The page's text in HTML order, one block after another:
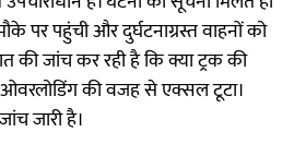
पर पहुंची और दुर्घटनाग्रस्त वाहनों को
की जांच कर रही है कि क्या ट्रक की
की वजह से एक्सल टूटा।
जारी है।